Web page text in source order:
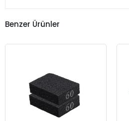
Benzer Ürünler